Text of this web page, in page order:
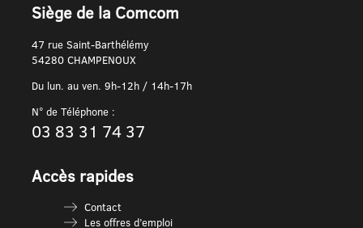
Siège de la Comcom
47 rue Saint-Barthélémy
54280 CHAMPENOUX
Du lun. au ven. 9h-12h / 14h-17h
N° de Téléphone :
03 83 31 74 37
Accès rapides
Contact
Les offres d’emploi